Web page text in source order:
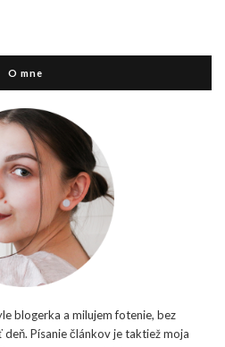
O mne
blogerka a milujem fotenie, bez
Písanie článkov je taktiež moja